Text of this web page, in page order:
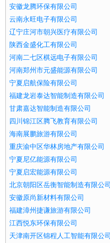
安徽龙腾环保有限公司
云南永旺电子有限公司
辽宁庄河市朝兴医疗有限公司
陕西金盛化工有限公司
河南二七区棋远电子有限公司
河南郑州市元盛能源有限公司
宁夏启航保险有限公司
福建龙岩泰达智能制造有限公司
甘肃嘉达智能制造有限公司
四川锦江区腾飞教育有限公司
海南展鹏旅游有限公司
重庆渝中区华林房地产有限公司
宁夏尼亿能源有限公司
宁夏启宏能源有限公司
北京朝阳区岳衡智能制造有限公司
安徽原尚新材料有限公司
福建漳州捷谦旅游有限公司
江西悦东环保有限公司
天津南开区锦程人工智能有限公司